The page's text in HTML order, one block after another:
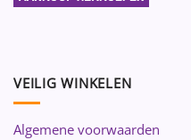
VEILIG WINKELEN
Algemene voorwaarden